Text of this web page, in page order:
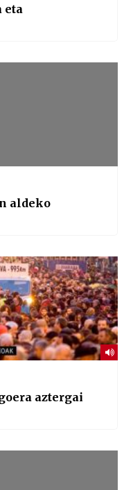
Of Canada, Somak,
eta
aldeko
aztergai